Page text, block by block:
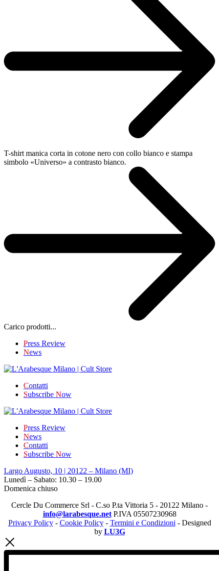
T-shirt manica corta in cotone nero con collo bianco e stampa
simbolo «Universo» a contrasto bianco.
Carico prodotti...
Press Review
News
Contatti
Subscribe Now
Press Review
News
Contatti
Subscribe Now
Largo Augusto, 10 | 20122 – Milano (MI)
Lunedì – Sabato: 10.30 – 19.00
Domenica chiuso
Cercle Du Commerce Srl - C.so P.ta Vittoria 5 - 20122 Milano -
info@larabesque.netP.IVA 05507230968
Privacy Policy- Cookie Policy- Termini e Condizioni - Designed
by LU3G